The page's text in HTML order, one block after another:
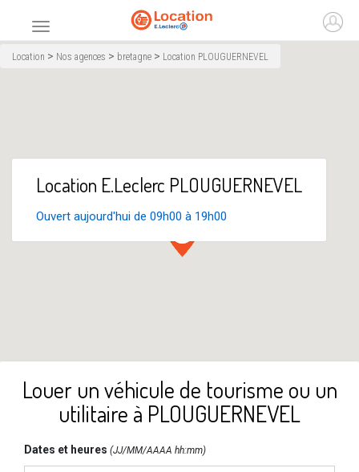
Menu principal
Accueil
Location > Nos agences > bretagne > Location PLOUGUERNEVEL
Location E.Leclerc PLOUGUERNEVEL
Ouvert aujourd'hui de 09h00 à 19h00
Louer un véhicule de tourisme ou un
utilitaire à PLOUGUERNEVEL
Dates et heures (JJ/MM/AAAA hh:mm)